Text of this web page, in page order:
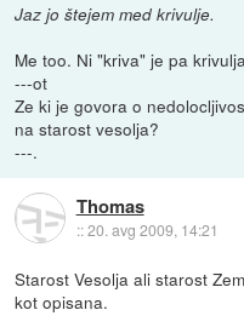
Jaz jo štejem med krivulje.
Me too. Ni "kriva" je pa
---ot
Ze ki je govora o
na starost vesolja?
---.
Thomas
::20. avg 2009, 14:21
Starost Vesolja ali starost
kot opisana.